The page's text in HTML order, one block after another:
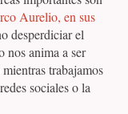
Aurelio, en sus
desperdiciar el
nos anima a ser
trabajamos
sociales o la